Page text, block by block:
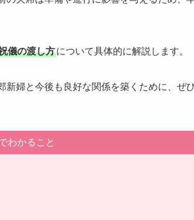
儀の渡し方について具体的に解説します。
婦と今後も良好な関係を築くために、ぜ
わかること